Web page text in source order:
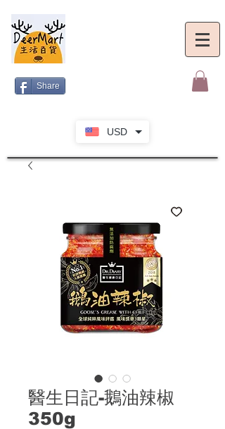
USD
Share
醫生日記-鵝油辣椒
350g